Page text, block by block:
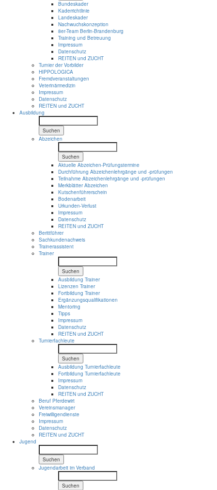
Bundeskader
Kaderrichtlinie
Landeskader
Nachwuchskonzeption
8er-Team Berlin-Brandenburg
Training und Betreuung
Impressum
Datenschutz
REITEN und ZUCHT
Turnier der Vorbilder
HIPPOLOGICA
Fremdveranstaltungen
Veterinärmedizin
Impressum
Datenschutz
REITEN und ZUCHT
Ausbildung
Suchen
Abzeichen
Suchen
Aktuelle Abzeichen-Prüfungstermine
Durchführung Abzeichenlehrgänge und -prüfungen
Teilnahme Abzeichenlehrgänge und -prüfungen
Merkblätter Abzeichen
Kutschenführerschein
Bodenarbeit
Urkunden-Verlust
Impressum
Datenschutz
REITEN und ZUCHT
Berittführer
Sachkundenachweis
Trainerassistent
Trainer
Suchen
Ausbildung Trainer
Lizenzen Trainer
Fortbildung Trainer
Ergänzungsqualifikationen
Mentoring
Tipps
Impressum
Datenschutz
REITEN und ZUCHT
Turnierfachleute
Suchen
Ausbildung Turnierfachleute
Fortbildung Turnierfachleute
Impressum
Datenschutz
REITEN und ZUCHT
Beruf Pferdewirt
Vereinsmanager
Freiwilligendienste
Impressum
Datenschutz
REITEN und ZUCHT
Jugend
Suchen
Jugendarbeit im Verband
Suchen